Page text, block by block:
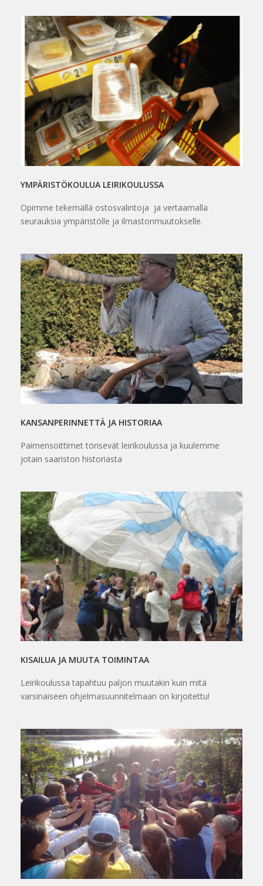
YMPÄRISTÖKOULUA LEIRIKOULUSSA
Opimme tekemällä ostosvalintoja ja vertaamalla
seurauksia ympäristölle ja ilmastonmuutokselle.
KANSANPERINNETTÄ JA HISTORIAA
Paimensoittimet törisevät leirikoulussa ja kuulemme
jotain saariston historiasta
KISAILUA JA MUUTA TOIMINTAA
Leirikoulussa tapahtuu paljon muutakin kuin mitä
varsinaiseen ohjelmasuunnitelmaan on kirjoitettu!